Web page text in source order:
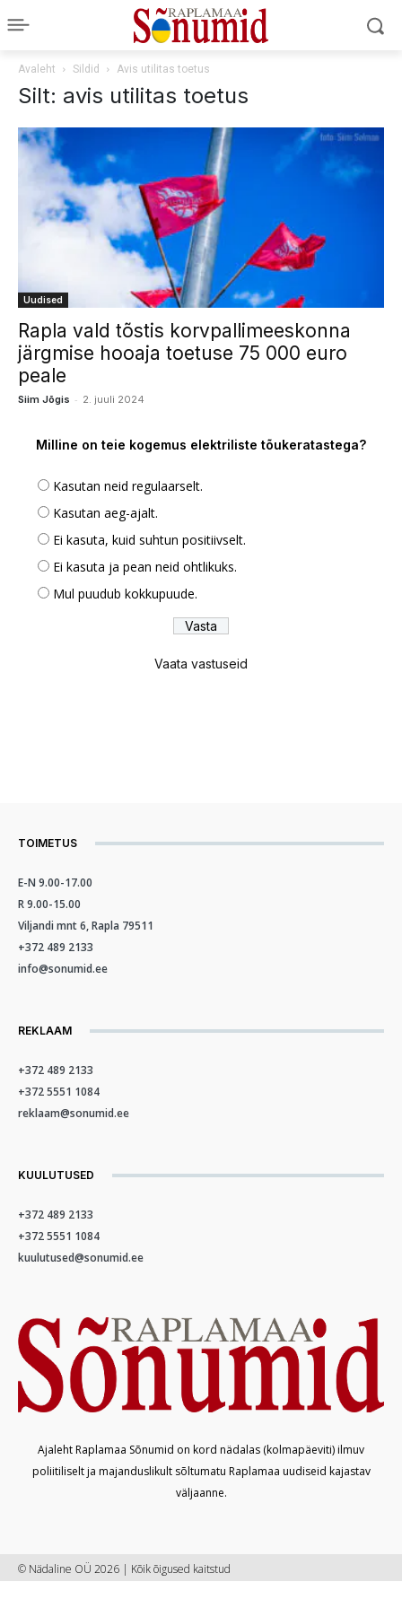
Avaleht Sildid Avis utilitas toetus
Silt: avis utilitas toetus
Uudised
Rapla vald tõstis korvpallimeeskonna
järgmise hooaja toetuse 75 000 euro
peale
Siim Jõgis - 2. juuli 2024
Milline on teie kogemus elektriliste tõukeratastega?
Kasutan neid regulaarselt.
Kasutan aeg-ajalt.
Ei kasuta, kuid suhtun positiivselt.
Ei kasuta ja pean neid ohtlikuks.
Mul puudub kokkupuude.
Vaata vastuseid
TOIMETUS
E-N 9.00-17.00
R 9.00-15.00
Viljandi mnt 6, Rapla 79511
+372 489 2133
info@sonumid.ee
REKLAAM
+372 489 2133
+372 5551 1084
reklaam@sonumid.ee
KUULUTUSED
+372 489 2133
+372 5551 1084
kuulutused@sonumid.ee
Ajaleht Raplamaa Sõnumid on kord nädalas (kolmapäeviti) ilmuv
poliitiliselt ja majanduslikult sõltumatu Raplamaa uudiseid kajastav
väljaanne.
© Nädaline OÜ 2026 | Kõik õigused kaitstud